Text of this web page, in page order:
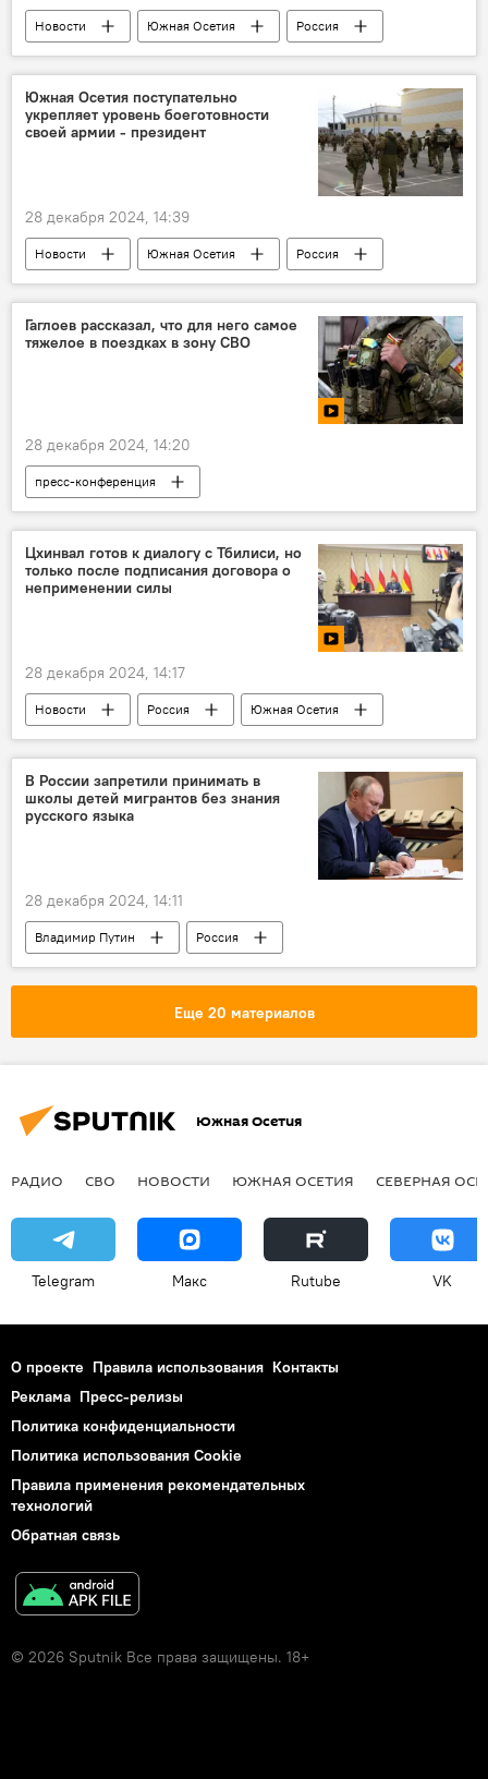
Новости Южная Осетия
Россия
Экономика
Багиата
Пресс-конференция Алана Гаглоева
Алан Гаглоев
Южная Осетия поступательно
укрепляет уровень боеготовности
своей армии - президент
28 декабря 2024, 14:39
Новости Южная Осетия
Россия
Вооруженные силы Южной Осетии
Пресс-конференция Алана Гаглоева
Гаглоев рассказал, что для него самое
тяжелое в поездках в зону СВО
28 декабря 2024, 14:20
пресс-конференция
Пресс-конференция Алана Гаглоева
Алан Гаглоев
СВО
Новости
Цхинвал готов к диалогу с Тбилиси, но
только после подписания договора о
неприменении силы
28 декабря 2024, 14:17
Новости Россия
Южная Осетия
Грузия
Президент Южной Осетии
Пресс-конференция Алана Гаглоева
Политика
В России запретили принимать в
школы детей мигрантов без знания
русского языка
28 декабря 2024, 14:11
Владимир Путин
Россия
Мигранты
Законодательство
Еще 20 материалов
Южная Осетия
РАДИО СВО НОВОСТИ ЮЖНАЯ ОСЕТИЯ СЕВЕРНАЯ
Telegram Макс Rutube VK
О проекте Правила использования Контакты
Реклама Пресс-релизы
Политика конфиденциальности
Политика использования Cookie
Правила применения рекомендательных
технологий
Обратная связь
© 2026 Sputnik Все права защищены. 18+